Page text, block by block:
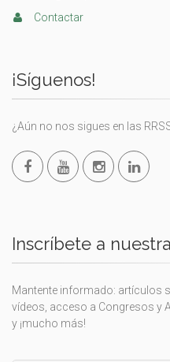
Contactar
¡Síguenos!
¿Aún no nos sigues en las
Inscríbete a
Mantente informado: artículos
vídeos, acceso a Congresos y
y ¡mucho más!